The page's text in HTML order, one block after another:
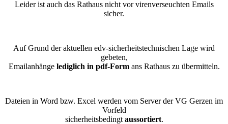
Leider ist auch das Rathaus nicht vor virenverseuchten Emails
sicher.
Auf Grund der aktuellen edv-sicherheitstechnischen Lage wird
gebeten,
Emailanhänge lediglich in pdf-Formans Rathaus zu übermitteln.
Dateien in Word bzw. Excel werden vom Server der VG Gerzen im
Vorfeld
sicherheitsbedingt aussortiert.